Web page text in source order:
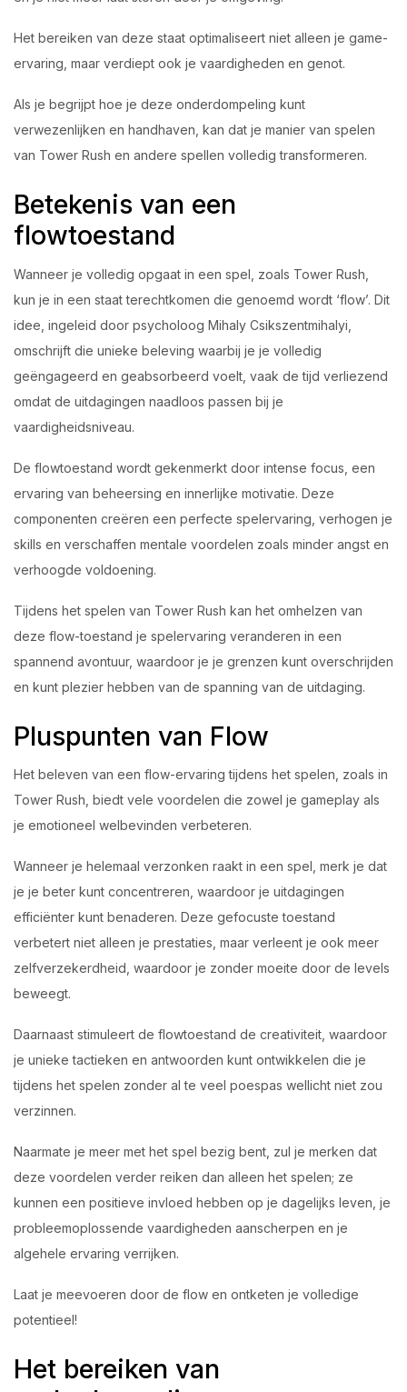
Het bereiken van deze staat optimaliseert niet alleen je game-
ervaring, maar verdiept ook je vaardigheden en genot.
Als je begrijpt hoe je deze onderdompeling kunt
verwezenlijken en handhaven, kan dat je manier van spelen
van Tower Rush en andere spellen volledig transformeren.
Betekenis van een
flowtoestand
Wanneer je volledig opgaat in een spel, zoals Tower Rush,
kun je in een staat terechtkomen die genoemd wordt ‘flow’. Dit
idee, ingeleid door psycholoog Mihaly Csikszentmihalyi,
omschrijft die unieke beleving waarbij je je volledig
geëngageerd en geabsorbeerd voelt, vaak de tijd verliezend
omdat de uitdagingen naadloos passen bij je
vaardigheidsniveau.
De flowtoestand wordt gekenmerkt door intense focus, een
ervaring van beheersing en innerlijke motivatie. Deze
componenten creëren een perfecte spelervaring, verhogen je
skills en verschaffen mentale voordelen zoals minder angst en
verhoogde voldoening.
Tijdens het spelen van Tower Rush kan het omhelzen van
deze flow-toestand je spelervaring veranderen in een
spannend avontuur, waardoor je je grenzen kunt overschrijden
en kunt plezier hebben van de spanning van de uitdaging.
Pluspunten van Flow
Het beleven van een flow-ervaring tijdens het spelen, zoals in
Tower Rush, biedt vele voordelen die zowel je gameplay als
je emotioneel welbevinden verbeteren.
Wanneer je helemaal verzonken raakt in een spel, merk je dat
je je beter kunt concentreren, waardoor je uitdagingen
efficiënter kunt benaderen. Deze gefocuste toestand
verbetert niet alleen je prestaties, maar verleent je ook meer
zelfverzekerdheid, waardoor je zonder moeite door de levels
beweegt.
Daarnaast stimuleert de flowtoestand de creativiteit, waardoor
je unieke tactieken en antwoorden kunt ontwikkelen die je
tijdens het spelen zonder al te veel poespas wellicht niet zou
verzinnen.
Naarmate je meer met het spel bezig bent, zul je merken dat
deze voordelen verder reiken dan alleen het spelen; ze
kunnen een positieve invloed hebben op je dagelijks leven, je
probleemoplossende vaardigheden aanscherpen en je
algehele ervaring verrijken.
Laat je meevoeren door de flow en ontketen je volledige
potentieel!
Het bereiken van